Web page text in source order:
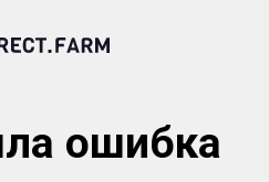
ошибка